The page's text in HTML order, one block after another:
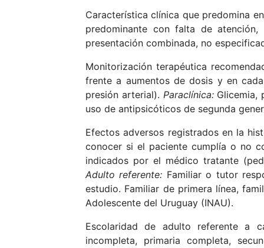
Característica clínica que predomina
predominante con falta de atención,
presentación combinada, no
Monitorización terapéutica
frente a aumentos de dosis y en
presión arterial). Paraclínica:Glicemia,
uso de antipsicóticos de segunda
Efectos adversos registrados en la
conocer si el paciente cumplía o no
indicados por el médico tratante
Adulto referente: Familiar o tutor
estudio. Familiar de primera línea,
Adolescente del Uruguay (INAU).
Escolaridad de adulto referente a
incompleta, primaria completa,